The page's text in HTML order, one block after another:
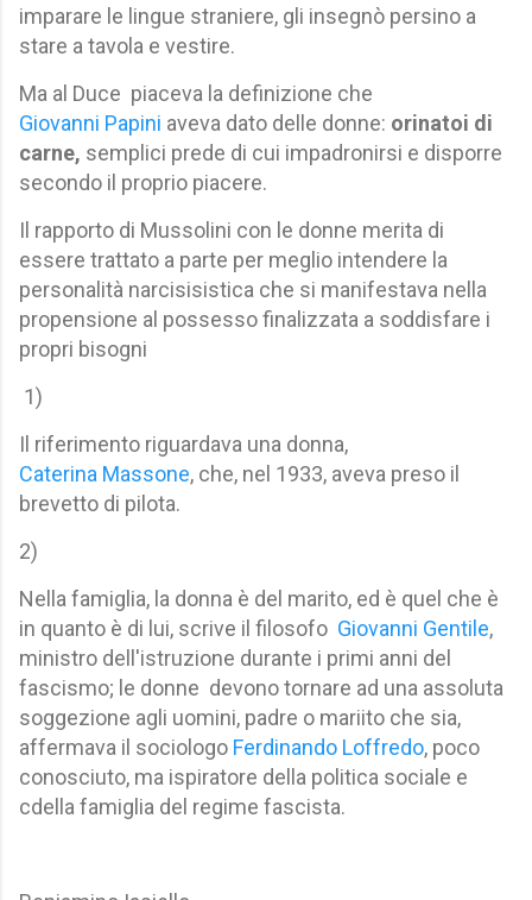
imparare le lingue straniere, gli insegnò persino a
stare a tavola e vestire.
Ma al Duce piaceva la definizione che
Giovanni Papini aveva dato delle donne: orinatoi di
carne, semplici prede di cui impadronirsi e disporre
secondo il proprio piacere.
Il rapporto di Mussolini con le donne merita di
essere trattato a parte per meglio intendere la
personalità narcisisistica che si manifestava nella
propensione al possesso finalizzata a soddisfare i
propri bisogni
1)
Il riferimento riguardava una donna,
Caterina Massone, che, nel 1933, aveva preso il
brevetto di pilota.
2)
Nella famiglia, la donna è del marito, ed è quel che è
in quanto è di lui, scrive il filosofo Giovanni Gentile,
ministro dell'istruzione durante i primi anni del
fascismo; e donne devono tornare ad una assoluta
soggezione agli uomini, padre o mariito che sia,
affermava il sociologo Ferdinando Loffredo, poco
conosciuto, ma ispiratore della politica sociale e
cdella famiglia del regime fascista.